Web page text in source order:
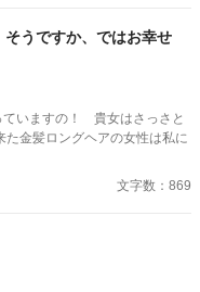
うですか、ではお幸せ
ていますの！ 貴女はさっさと
文字数：869